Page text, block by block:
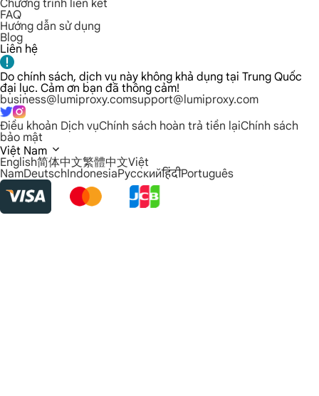
Chương trình liên kết
FAQ
Hướng dẫn sử dụng
Blog
Liên hệ
Do chính sách, dịch vụ này không khả dụng tại Trung Quốc
đại lục. Cảm ơn bạn đã thông cảm!
business@lumiproxy.comsupport@lumiproxy.com
Điều khoản Dịch vụChính sách hoàn trả tiền lạiChính sách
bảo mật
Việt Nam
English简体中文繁體中文Việt
NamDeutschIndonesiaРусскийहिंदीPortuguês